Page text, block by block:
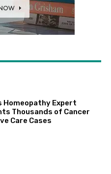
Homeopathy Expert
Thousands of Cancer
Care Cases